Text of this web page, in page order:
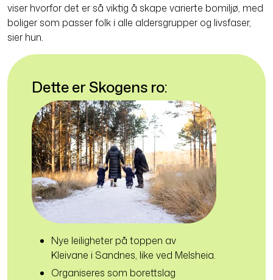
viser hvorfor det er så viktig å skape varierte bomiljø, med
boliger som passer folk i alle aldersgrupper og livsfaser,
sier hun.
Dette er Skogens ro:
Nye leiligheter på toppen av
Kleivane i Sandnes, like ved Melsheia.
Organiseres som borettslag